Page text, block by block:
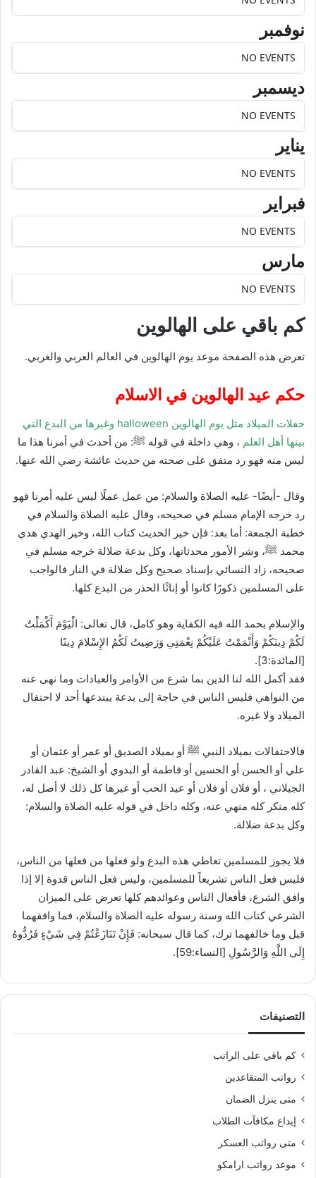
نوفمبر
NO EVENTS
ديسمبر
NO EVENTS
يناير
NO EVENTS
فبراير
NO EVENTS
مارس
NO EVENTS
كم باقي على الهالوين
تعرض هذه الصفحة موعد يوم الهالوين في العالم العربي والغربي.
حكم عيد الهالوين في الاسلام
حفلات الميلاد مثل يوم الهالوين halloween وغيرها من البدع التي
بينها أهل العلم ، وهي داخلة في قوله ﷺ: من أحدث في أمرنا هذا ما
ليس منه فهو رد متفق على صحته من حديث عائشة رضي الله عنها.
وقال -أيضًا- عليه الصلاة والسلام: من عمل عملًا ليس عليه أمرنا فهو
رد خرجه الإمام مسلم في صحيحه، وقال عليه الصلاة والسلام في
خطبة الجمعة: أما بعد: فإن خير الحديث كتاب الله، وخير الهدي هدي
محمد ﷺ، وشر الأمور محدثاتها، وكل بدعة ضلالة خرجه مسلم في
صحيحه، زاد النسائي بإسناد صحيح وكل ضلالة في النار فالواجب
على المسلمين ذكورًا كانوا أو إناثًا الحذر من البدع كلها.
والإسلام بحمد الله فيه الكفاية وهو كامل، قال تعالى: الْيَوْمَ أَكْمَلْتُ
لَكُمْ دِينَكُمْ وَأَتْمَمْتُ عَلَيْكُمْ نِعْمَتِي وَرَضِيتُ لَكُمُ الإِسْلامَ دِينًا
[المائدة:3].
فقد أكمل الله لنا الدين بما شرع من الأوامر والعبادات وما نهى عنه
من النواهي فليس الناس في حاجة إلى بدعة يبتدعها أحد لا احتفال
الميلاد ولا غيره.
فالاحتفالات بميلاد النبي ﷺ أو بميلاد الصديق أو عمر أو عثمان أو
علي أو الحسن أو الحسين أو فاطمة أو البدوي أو الشيخ: عبد القادر
الجيلاني ، أو فلان أو فلان أو عيد الحب أو غيرها كل ذلك لا أصل له،
كله منكر كله منهي عنه، وكله داخل في قوله عليه الصلاة والسلام:
وكل بدعة ضلالة.
فلا يجوز للمسلمين تعاطي هذه البدع ولو فعلها من فعلها من الناس،
فليس فعل الناس تشريعاً للمسلمين، وليس فعل الناس قدوة إلا إذا
وافق الشرع، فأفعال الناس وعوائدهم كلها تعرض على الميزان
الشرعي كتاب الله وسنة رسوله عليه الصلاة والسلام، فما وافقهما
قبل وما خالفهما ترك، كما قال سبحانه: فَإِنْ تَنَازَعْتُمْ فِي شَيْءٍ فَرُدُّوهُ
إِلَى اللَّهِ وَالرَّسُولِ [النساء:59].
التصنيفات
كم باقي على الراتب
رواتب المتقاعدين
متى ينزل الضمان
إيداع مكافآت الطلاب
متى رواتب العسكر
موعد رواتب ارامكو